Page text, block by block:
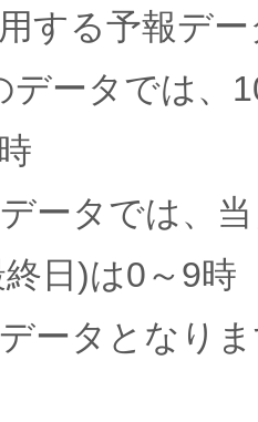
する予報デ
データでは、
ータでは、
日)は0～9時
ータとなり